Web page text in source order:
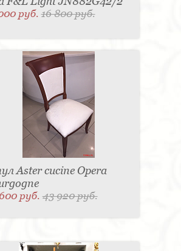
руб.16 800 руб.
Aster cucine Opera
руб.43 920 руб.